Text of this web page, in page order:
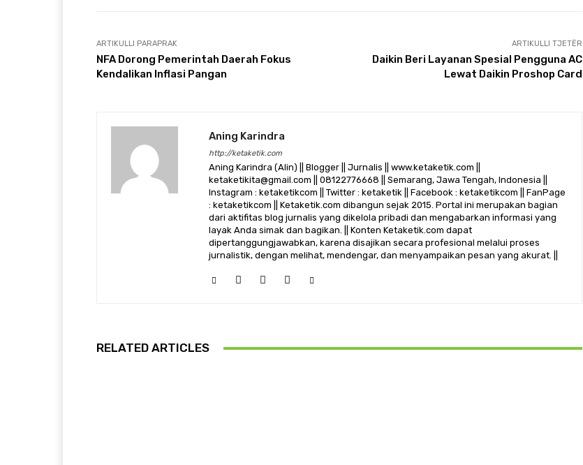
ARTIKULLI PARAPRAK
NFA Dorong Pemerintah Daerah Fokus
Kendalikan Inflasi Pangan
ARTIKULLI TJETËR
Daikin Beri Layanan Spesial Pengguna AC
Lewat Daikin Proshop Card
Aning Karindra
http://ketaketik.com
Aning Karindra (Alin) || Blogger || Jurnalis || www.ketaketik.com ||
ketaketikita@gmail.com || 08122776668 || Semarang, Jawa Tengah, Indonesia ||
Instagram : ketaketikcom || Twitter : ketaketik || Facebook : ketaketikcom || FanPage
: ketaketikcom || Ketaketik.com dibangun sejak 2015. Portal ini merupakan bagian
dari aktifitas blog jurnalis yang dikelola pribadi dan mengabarkan informasi yang
layak Anda simak dan bagikan. || Konten Ketaketik.com dapat
dipertanggungjawabkan, karena disajikan secara profesional melalui proses
jurnalistik, dengan melihat, mendengar, dan menyampaikan pesan yang akurat. ||
RELATED ARTICLES